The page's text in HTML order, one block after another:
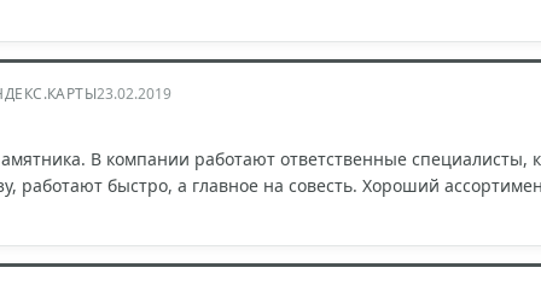
23.02.2019
В компании работают ответственные
работают быстро, а главное на совесть. Хороший